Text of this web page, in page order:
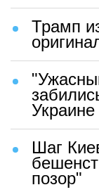
Трамп
Украине
Шаг
позор"